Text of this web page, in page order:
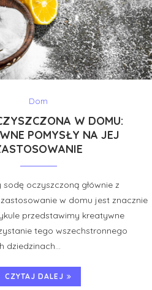
Dom
W DOMU:
POMYSŁY NA JEJ
oczyszczoną głównie z
w domu jest znacznie
przedstawimy kreatywne
tego wszechstronnego
dziedzinach…
CZYTAJ DALEJ